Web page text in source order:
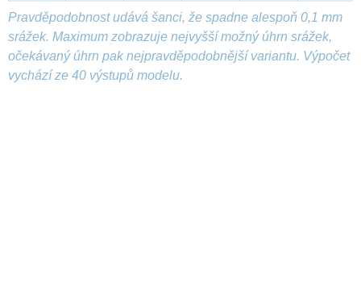
Pravděpodobnost udává šanci, že spadne alespoň 0,1 mm
srážek. Maximum zobrazuje nejvyšší možný úhrn srážek,
očekávaný úhrn pak nejpravděpodobnější variantu. Výpočet
vychází ze 40 výstupů modelu.